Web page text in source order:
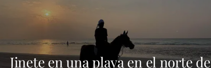
Jinete en una playa en el norte de